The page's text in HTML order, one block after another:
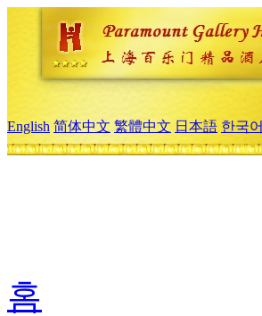
English 简体中文 繁體中文 日本語 한국어
홈